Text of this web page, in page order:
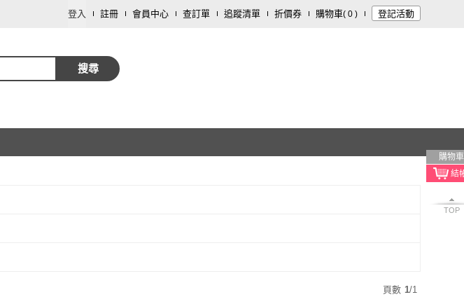
登入 註冊 會員中心 查訂單 追蹤清單 折價券 購物車( 0 ) 登記活動
搜尋
購物車
TOP
頁數 1/1